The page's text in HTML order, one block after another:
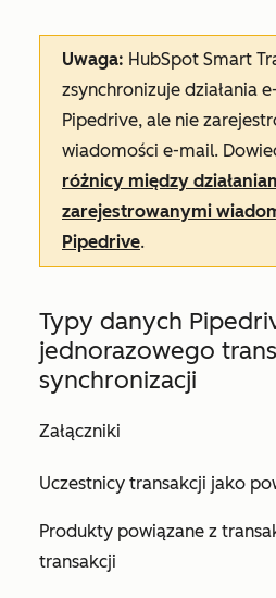
Uwaga: HubSpot Smart
zsynchronizuje działania
Pipedrive, ale nie
wiadomości e-mail.
różnicy między
zarejestrowanymi
Pipedrive.
Typy danych
jednorazowego
synchronizacji
Załączniki
Uczestnicy transakcji jako
Produkty powiązane z
transakcji